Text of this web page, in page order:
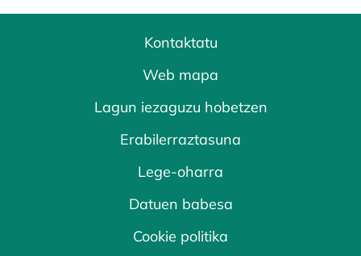
Kontaktatu
Web mapa
Lagun iezaguzu hobetzen
Erabilerraztasuna
Lege-oharra
Datuen babesa
Cookie politika